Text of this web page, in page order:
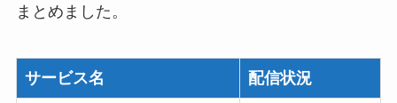
まとめました。
サービス名 配信状況